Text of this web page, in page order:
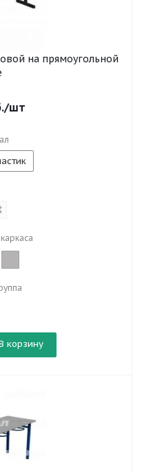
на прямоугольной
/шт
корзину